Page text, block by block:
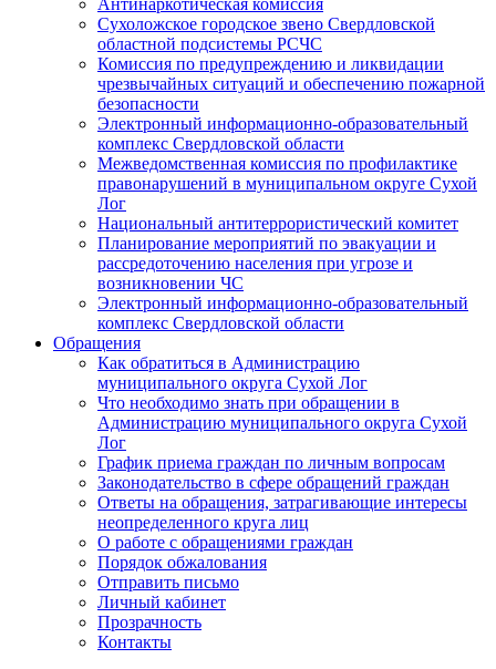
Антинаркотическая комиссия
Сухоложское городское звено Свердловской
областной подсистемы РСЧС
Комиссия по предупреждению и ликвидации
чрезвычайных ситуаций и обеспечению пожарной
безопасности
Электронный информационно-образовательный
комплекс Cвердловской области
Межведомственная комиссия по профилактике
правонарушений в муниципальном округе Сухой
Лог
Национальный антитеррористический комитет
Планирование мероприятий по эвакуации и
рассредоточению населения при угрозе и
возникновении ЧС
Электронный информационно-образовательный
комплекс Свердловской области
Обращения
Как обратиться в Администрацию
муниципального округа Сухой Лог
Что необходимо знать при обращении в
Администрацию муниципального округа Сухой
Лог
График приема граждан по личным вопросам
Законодательство в сфере обращений граждан
Ответы на обращения, затрагивающие интересы
неопределенного круга лиц
О работе с обращениями граждан
Порядок обжалования
Отправить письмо
Личный кабинет
Прозрачность
Контакты